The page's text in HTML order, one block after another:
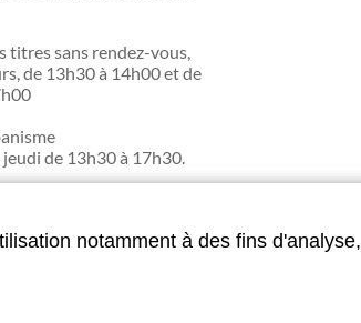
notamment à des fins d'analyse,
titres sans rendez-vous,
de 13h30 à 14h00 et de
de 13h30 à 17h30.